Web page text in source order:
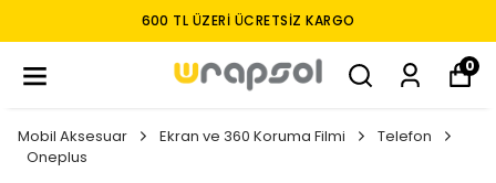
600 TL ÜZERI ÜCRETSIZ KARGO
0
Mobil Aksesuar Ekran ve 360 Koruma Filmi
Telefon
Oneplus